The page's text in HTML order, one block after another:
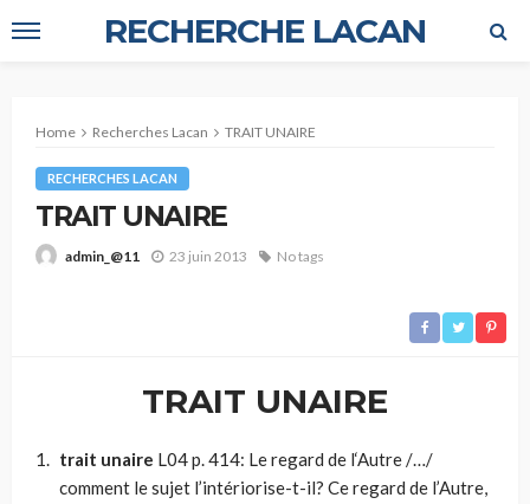
RECHERCHE LACAN
Home Recherches Lacan TRAIT UNAIRE
RECHERCHES LACAN
TRAIT UNAIRE
admin_@11 23 juin 2013 No tags
TRAIT UNAIRE
trait unaire L04 p. 414: Le regard de l‘Autre /…/
comment le sujet l’intériorise-t-il? Ce regard de l’Autre,